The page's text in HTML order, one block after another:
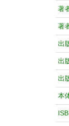
著
著
出
出
出
本